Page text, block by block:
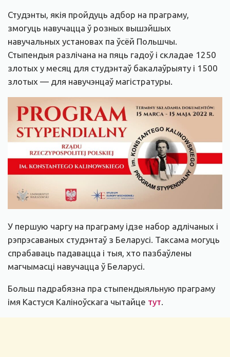
Студэнты, якія пройдуць адбор на праграму,
змогуць навучацца ў розных вышэйшых
навучальных установах па ўсёй Польшчы.
Стыпендыя разлічана на пяць гадоў і складае 1250
злотых у месяц для студэнтаў бакалаўрыяту і 1500
злотых — для навучэнцаў магістратуры.
У першую чаргу на праграму ідзе набор адлічаных і
рэпрэсаваных студэнтаў з Беларусі. Таксама могуць
спрабаваць падавацца і тыя, хто пазбаўлены
магчымасці навучацца ў Беларусі.
Больш падрабязна пра стыпендыяльную праграму
імя Кастуся Каліноўскага чытайце тут.